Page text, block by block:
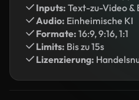
Inputs: Text-zu-Video &
Audio: Einheimische KI
Formate: 16:9, 9:16, 1:1
Limits: Bis zu 15s
Lizenzierung: